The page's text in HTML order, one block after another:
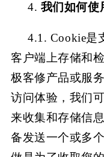
4. 我们如何使
4.1. Cookie是
客户端上存储和
极客修产品或服
访问体验，我们
来收集和存储信
备发送一个或多